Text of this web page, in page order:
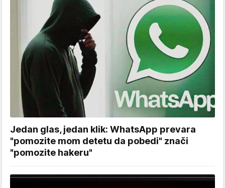
Jedan glas, jedan klik: WhatsApp prevara
"pomozite mom detetu da pobedi" znači
"pomozite hakeru"